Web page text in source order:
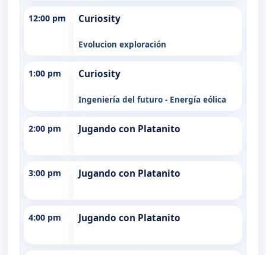
12:00 pm Curiosity
Evolucion exploración
1:00 pm Curiosity
Ingeniería del futuro - Energía eólica
2:00 pm Jugando con Platanito
3:00 pm Jugando con Platanito
4:00 pm Jugando con Platanito